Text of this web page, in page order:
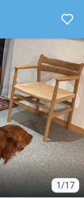
1/17